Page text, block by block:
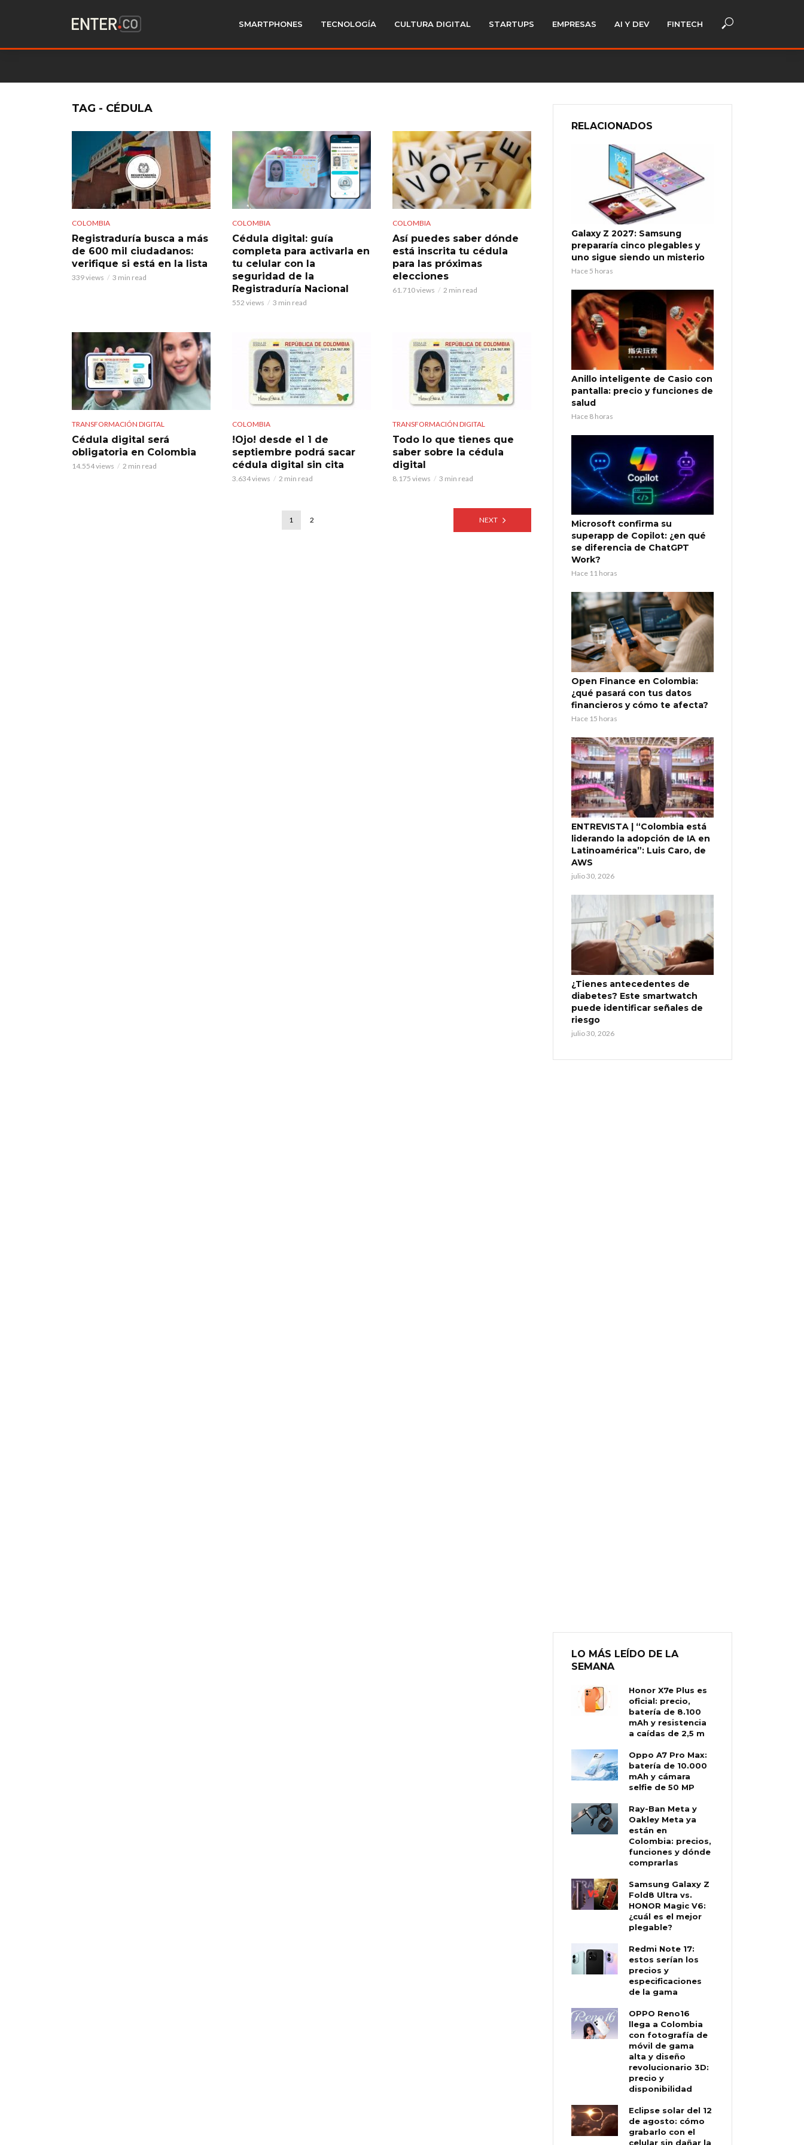
SMARTPHONES TECNOLOGÍA CULTURA DIGITAL STARTUPS EMPRESAS AI Y DEV FINTECH
TAG - CÉDULA
COLOMBIA
Registraduría busca a más
de 600 mil ciudadanos:
verifique si está en la lista
339 views 3 min read
COLOMBIA
Cédula digital: guía
completa para activarla en
tu celular con la
seguridad de la
Registraduría Nacional
552 views 3 min read
COLOMBIA
Así puedes saber dónde
está inscrita tu cédula
para las próximas
elecciones
61.710 views 2 min read
TRANSFORMACIÓN DIGITAL
Cédula digital será
obligatoria en Colombia
14.554 views 2 min read
COLOMBIA
!Ojo! desde el 1 de
septiembre podrá sacar
cédula digital sin cita
3.634 views 2 min read
TRANSFORMACIÓN DIGITAL
Todo lo que tienes que
saber sobre la cédula
digital
8.175 views 3 min read
1 2 NEXT
RELACIONADOS
Galaxy Z 2027: Samsung
prepararía cinco plegables y
uno sigue siendo un misterio
Hace 5 horas
Anillo inteligente de Casio con
pantalla: precio y funciones de
salud
Hace 8 horas
Microsoft confirma su
superapp de Copilot: ¿en qué
se diferencia de ChatGPT
Work?
Hace 11 horas
Open Finance en Colombia:
¿qué pasará con tus datos
financieros y cómo te afecta?
Hace 15 horas
ENTREVISTA | “Colombia está
liderando la adopción de IA en
Latinoamérica”: Luis Caro, de
AWS
julio 30, 2026
¿Tienes antecedentes de
diabetes? Este smartwatch
puede identificar señales de
riesgo
julio 30, 2026
LO MÁS LEÍDO DE LA
SEMANA
Honor X7e Plus es
oficial: precio,
batería de 8.100
mAh y resistencia
a caídas de 2,5 m
Oppo A7 Pro Max:
batería de 10.000
mAh y cámara
selfie de 50 MP
Ray-Ban Meta y
Oakley Meta ya
están en
Colombia: precios,
funciones y dónde
comprarlas
Samsung Galaxy Z
Fold8 Ultra vs.
HONOR Magic V6:
¿cuál es el mejor
plegable?
Redmi Note 17:
estos serían los
precios y
especificaciones
de la gama
OPPO Reno16
llega a Colombia
con fotografía de
móvil de gama
alta y diseño
revolucionario 3D:
precio y
disponibilidad
Eclipse solar del 12
de agosto: cómo
grabarlo con el
celular sin dañar la